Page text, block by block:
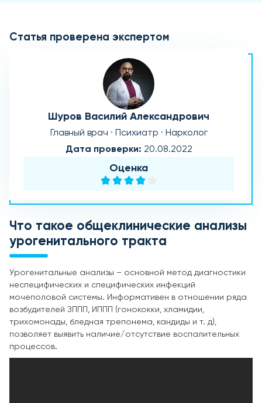
Статья проверена экспертом
Шуров Василий Александрович
Главный врач · Психиатр · Нарколог
Дата проверки: 20.08.2022
Оценка
Что такое общеклинические анализы
урогенитального тракта
Урогенитальные анализы – основной метод диагностики
неспецифических и специфических инфекций
мочеполовой системы. Информативен в отношении ряда
возбудителей ЗППП, ИППП (гонококки, хламидии,
трихомонады, бледная трепонема, кандиды и т. д),
позволяет выявить наличие/отсутствие воспалительных
процессов.